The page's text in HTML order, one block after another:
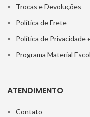
Trocas e Devoluções
Política de Frete
Política de Privacidade
Programa Material
ATENDIMENTO
Contato